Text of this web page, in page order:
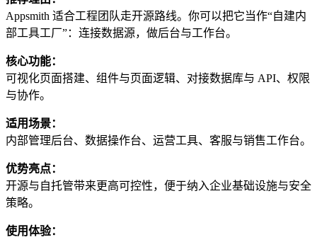
Appsmith 适合工程团队走开源路线。你可以把它当作“自建内
部工具工厂”：连接数据源，做后台与工作台。
核心功能：
可视化页面搭建、组件与页面逻辑、对接数据库与 API、权限
与协作。
适用场景：
内部管理后台、数据操作台、运营工具、客服与销售工作台。
优势亮点：
开源与自托管带来更高可控性，便于纳入企业基础设施与安全
策略。
使用体验：